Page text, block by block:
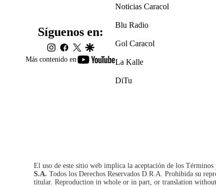
Más contenido en
youtube-
Síguenos en:
instagram
facebook
twittergoogle
Noticias Caracol
Blu Radio
Gol Caracol
La Kalle
DiTu
El uso de este sitio web implica la aceptación de los Términos
S.A. Todos los Derechos Reservados D.R.A. Prohibida su
titular. Reproduction in whole or in part, or translation